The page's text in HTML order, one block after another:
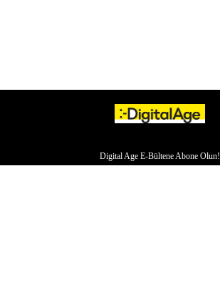
Digital Age E-Bültene Abone Olun!